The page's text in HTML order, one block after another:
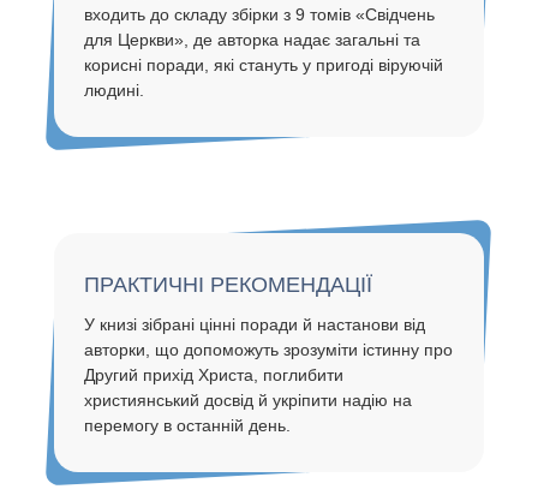
входить до складу збірки з 9 томів «Свідчень
для Церкви», де авторка надає загальні та
корисні поради, які стануть у пригоді віруючій
людині.
ПРАКТИЧНІ РЕКОМЕНДАЦІЇ
У книзі зібрані цінні поради й настанови від
авторки, що допоможуть зрозуміти істинну про
Другий прихід Христа, поглибити
християнський досвід й укріпити надію на
перемогу в останній день.